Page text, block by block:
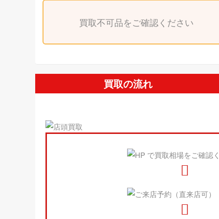
買取不可品をご確認ください
買取の流れ